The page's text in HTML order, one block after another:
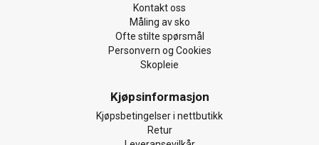
Kontakt oss
Måling av sko
Ofte stilte spørsmål
Personvern og Cookies
Skopleie
Kjøpsinformasjon
Kjøpsbetingelser i nettbutikk
Retur